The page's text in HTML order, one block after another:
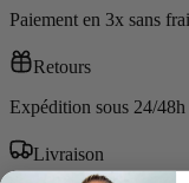
Paiement en 3x sans
Retours
Expédition sous 24/
Livraison